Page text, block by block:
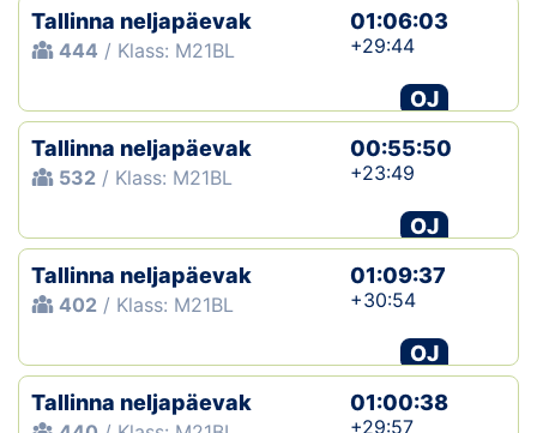
Tallinna neljapäevak
444 / Klass: M21BL
01:06:03
+29:44
OJ
Tallinna neljapäevak
532 / Klass: M21BL
00:55:50
+23:49
OJ
Tallinna neljapäevak
402 / Klass: M21BL
01:09:37
+30:54
OJ
Tallinna neljapäevak
01:00:38
+29:57